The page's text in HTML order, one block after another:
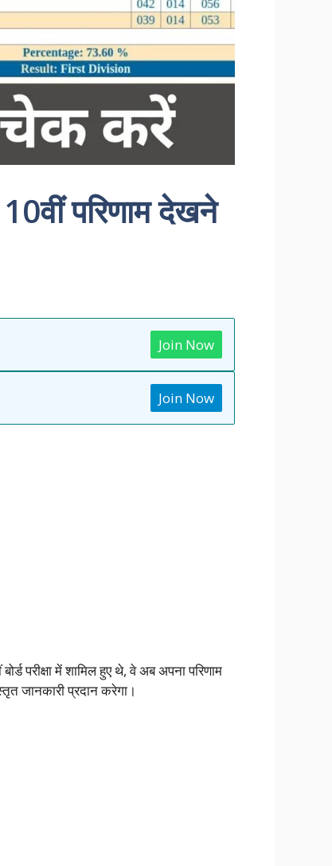
परिणाम देखने
Join Now
Join Now
परीक्षा में शामिल हुए थे, वे अब अपना परिणाम
जानकारी प्रदान करेगा।